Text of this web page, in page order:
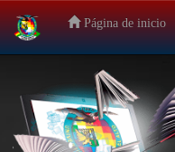
Salir
navegación
Página de inicio